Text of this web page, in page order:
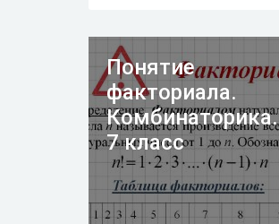
Понятие
факториала.
Комбинаторика.
7 класс